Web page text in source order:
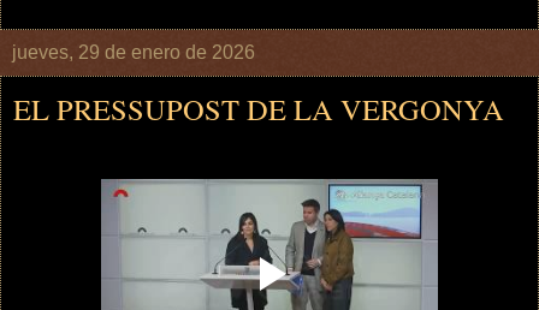
jueves, 29 de enero de 2026
EL PRESSUPOST DE LA VERGONYA